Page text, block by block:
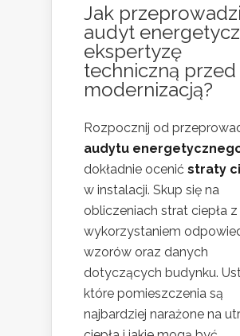
Jak
audyt
ekspertyzę
techniczną przed
modernizacją?
Rozpocznij od
audytu
dokładnie ocenić straty
w instalacji. Skup się na
obliczeniach strat ciepła z
wykorzystaniem
wzorów oraz danych
dotyczących budynku.
które pomieszczenia są
najbardziej narażone na